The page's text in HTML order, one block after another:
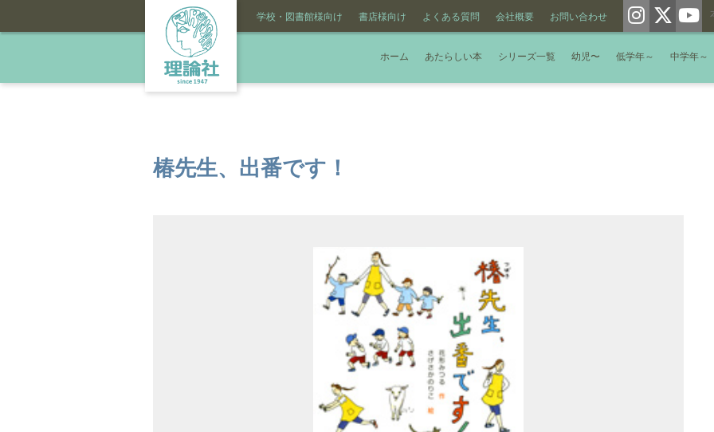
学校・図書館様向け 書店様向け よくある質問 会社概要 お問い合わせ
ホーム あたらしい本 シリーズ一覧 幼児〜 低学年～ 中学年～
椿先生、出番です！